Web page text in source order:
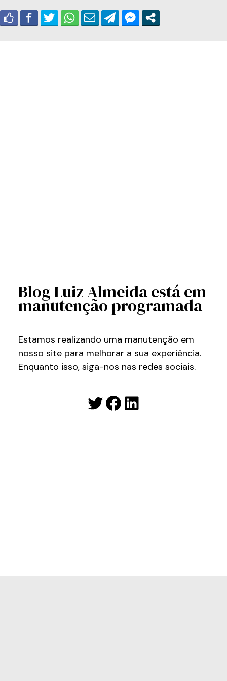
Blog Luiz Almeida está em
manutenção programada
Estamos realizando uma manutenção em
nosso site para melhorar a sua experiência.
Enquanto isso, siga-nos nas redes sociais.
Twitter
Facebook
LinkedIn